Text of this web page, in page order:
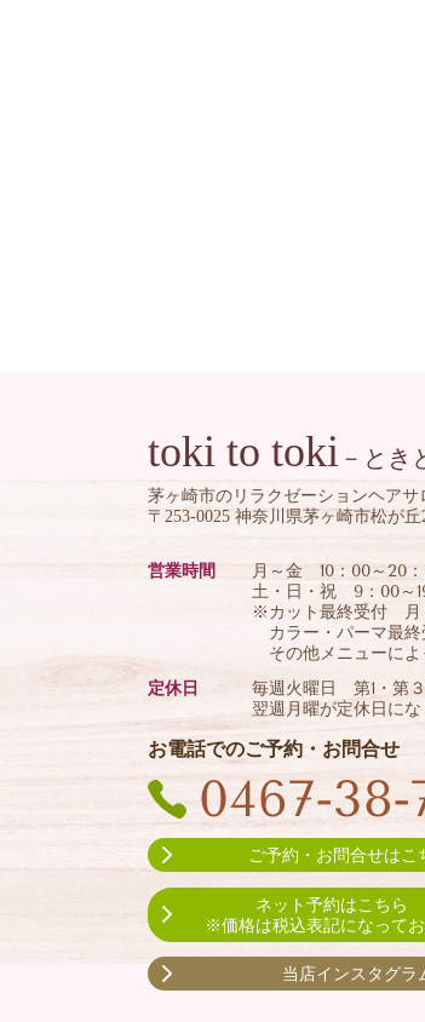
toki to toki －とき
茅ヶ崎市のリラクゼーションヘアサ
〒253-0025 神奈川県茅ヶ崎市松が丘
営業時間
月～金 10：00～20
土・日・祝 9：00～
※カット最終受付 月
カラー・パーマ最
その他メニューによ
定休日
毎週火曜日 第1・第
翌週月曜が定休日にな
お電話でのご予約・お問合せ
0467-38-
ご予約・お問合せはこ
ネット予約はこちら
※価格は税込表記になって
当店インスタグラ